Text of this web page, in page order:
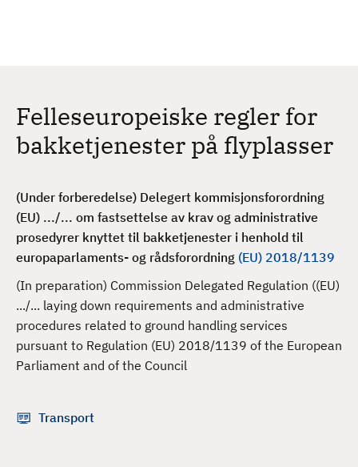
Felleseuropeiske regler for
bakketjenester på flyplasser
(Under forberedelse) Delegert kommisjonsforordning
(EU) .../... om fastsettelse av krav og administrative
prosedyrer knyttet til bakketjenester i henhold til
europaparlaments- og rådsforordning (EU) 2018/1139
(In preparation) Commission Delegated Regulation ((EU)
.../... laying down requirements and administrative
procedures related to ground handling services
pursuant to Regulation (EU) 2018/1139 of the European
Parliament and of the Council
Transport